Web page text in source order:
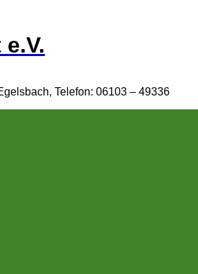
Telefon: 06103 – 49336